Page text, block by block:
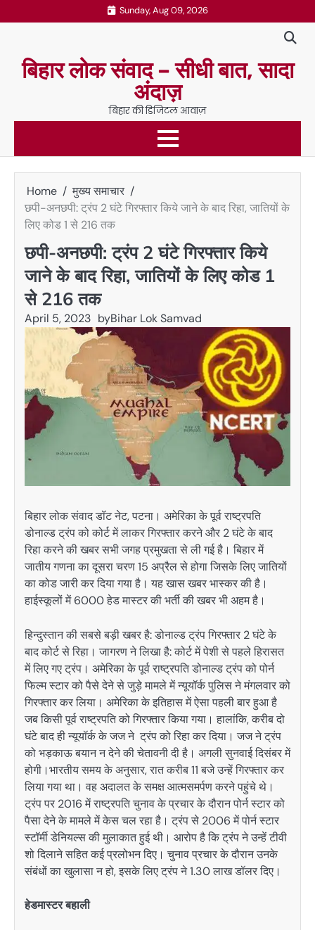
to
Sunday, Aug 09, 2026
बिहार लोक संवाद – सीधी बात, सादा
अंदाज़
बिहार की डिजिटल आवाज़
Home
मुख्य समाचार
छपी-अनछपी: ट्रंप 2 घंटे गिरफ्तार किये जाने के बाद रिहा, जातियों के
लिए कोड 1 से 216 तक
छपी-अनछपी: ट्रंप 2 घंटे गिरफ्तार किये
जाने के बाद रिहा, जातियों के लिए कोड 1
से 216 तक
April 5, 2023 byBihar Lok Samvad
बिहार लोक संवाद डॉट नेट, पटना। अमेरिका के पूर्व राष्ट्रपति
डोनाल्ड ट्रंप को कोर्ट में लाकर गिरफ्तार करने और 2 घंटे के बाद
रिहा करने की खबर सभी जगह प्रमुखता से ली गई है। बिहार में
जातीय गणना का दूसरा चरण 15 अप्रैल से होगा जिसके लिए जातियों
का कोड जारी कर दिया गया है। यह खास खबर भास्कर की है।
हाईस्कूलों में 6000 हेड मास्टर की भर्ती की खबर भी अहम है।
हिन्दुस्तान की सबसे बड़ी खबर है: डोनाल्ड ट्रंप गिरफ्तार 2 घंटे के
बाद कोर्ट से रिहा। जागरण ने लिखा है: कोर्ट में पेशी से पहले हिरासत
में लिए गए ट्रंप। अमेरिका के पूर्व राष्ट्रपति डोनाल्ड ट्रंप को पोर्न
फिल्म स्टार को पैसे देने से जुड़े मामले में न्यूयॉर्क पुलिस ने मंगलवार को
गिरफ्तार कर लिया। अमेरिका के इतिहास में ऐसा पहली बार हुआ है
जब किसी पूर्व राष्ट्रपति को गिरफ्तार किया गया। हालांकि, करीब दो
घंटे बाद ही न्यूयॉर्क के जज ने ट्रंप को रिहा कर दिया। जज ने ट्रंप
को भड़काऊ बयान न देने की चेतावनी दी है। अगली सुनवाई दिसंबर में
होगी।भारतीय समय के अनुसार, रात करीब 11 बजे उन्हें गिरफ्तार कर
लिया गया था। वह अदालत के समक्ष आत्मसमर्पण करने पहुंचे थे।
ट्रंप पर 2016 में राष्ट्रपति चुनाव के प्रचार के दौरान पोर्न स्टार को
पैसा देने के मामले में केस चल रहा है। ट्रंप से 2006 में पोर्न स्टार
स्टॉर्मी डेनियल्स की मुलाकात हुई थी। आरोप है कि ट्रंप ने उन्हें टीवी
शो दिलाने सहित कई प्रलोभन दिए। चुनाव प्रचार के दौरान उनके
संबंधों का खुलासा न हो, इसके लिए ट्रंप ने 1.30 लाख डॉलर दिए।
हेडमास्टर बहाली